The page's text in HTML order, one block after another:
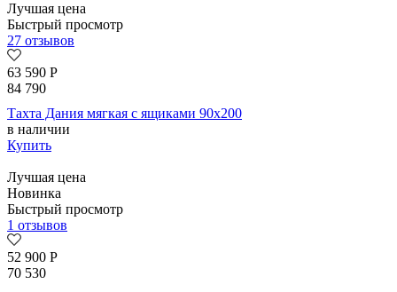
Лучшая цена
Быстрый просмотр
27 отзывов
63 590 Р
84 790
Тахта Дания мягкая с ящиками 90х200
в наличии
Купить
Лучшая цена
Новинка
Быстрый просмотр
1 отзывов
52 900 Р
70 530